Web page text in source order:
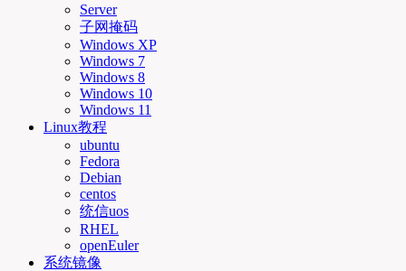
Server
子网掩码
Windows XP
Windows 7
Windows 8
Windows 10
Windows 11
Linux教程
ubuntu
Fedora
Debian
centos
统信uos
RHEL
openEuler
系统镜像